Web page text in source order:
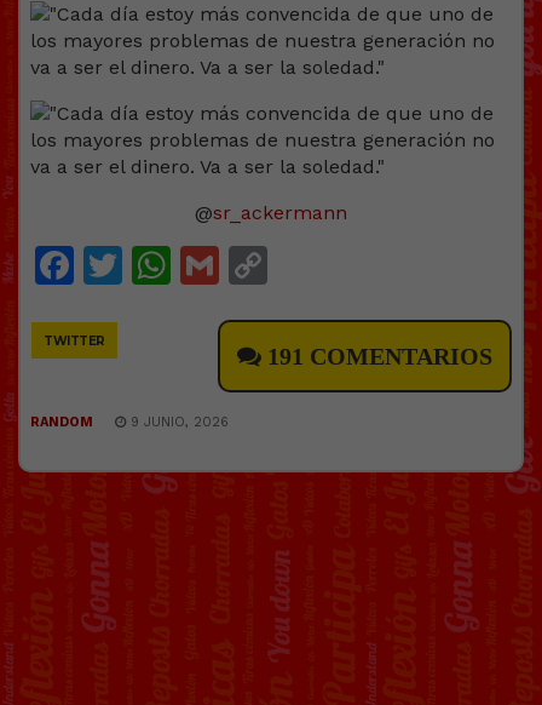
@sr_ackermann
Facebook
Twitter
WhatsApp
Gmail
TWITTER
191 COMENTARIOS
RANDOM 9 JUNIO, 2026